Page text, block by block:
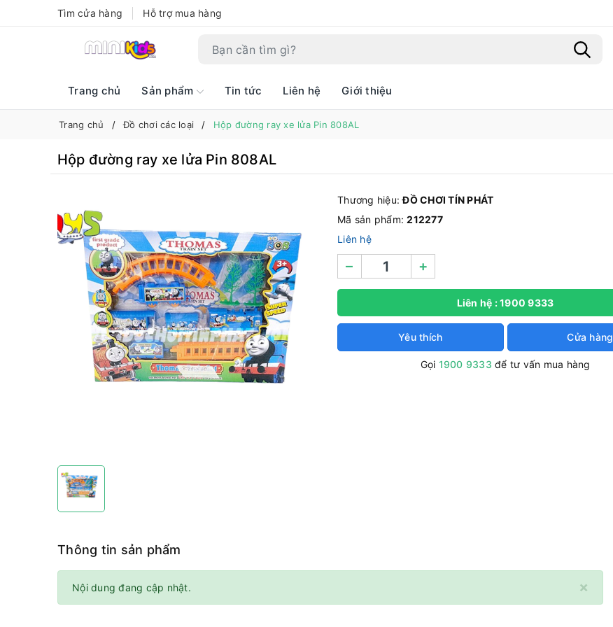
Tìm cửa hàng Hỗ trợ mua hàng
Trang chủ Sản phẩm Tin tức Liên hệ Giới thiệu
Trang chủ Đồ chơi các loại Hộp đường ray xe lửa Pin 808AL
Hộp đường ray xe lửa Pin 808AL
Thương hiệu:ĐỒ CHƠI TÍN PHÁT
Mã sản phẩm:212277
Liên hệ
– +
Liên hệ : 1900 9333
Yêu thích Cửa hàng
Gọi 1900 9333 để tư vấn mua hàng
Thông tin sản phẩm
×
Nội dung đang cập nhật.